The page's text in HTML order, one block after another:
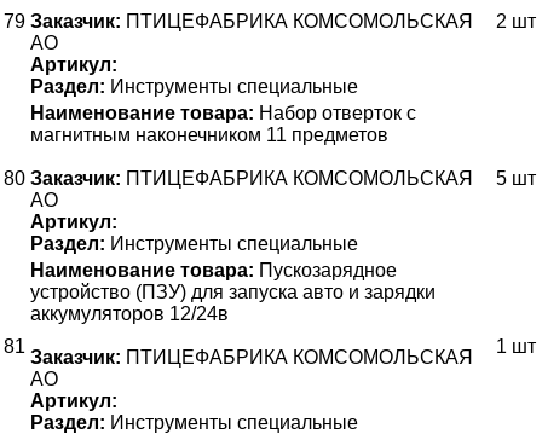
79 Заказчик: ПТИЦЕФАБРИКА КОМСОМОЛЬСКАЯ
АО
Артикул:
Раздел: Инструменты специальные
2 шт
80
Наименование товара: Набор отверток с
магнитным наконечником 11 предметов
Заказчик: ПТИЦЕФАБРИКА КОМСОМОЛЬСКАЯ
АО
Артикул:
Раздел: Инструменты специальные
5 шт
81
Наименование товара: Пускозарядное
устройство (ПЗУ) для запуска авто и зарядки
аккумуляторов 12/24в
Заказчик: ПТИЦЕФАБРИКА КОМСОМОЛЬСКАЯ
АО
Артикул:
Раздел: Инструменты специальные
1 шт